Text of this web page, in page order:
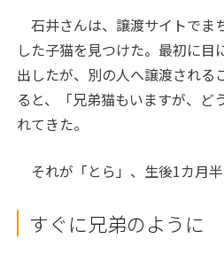
石井さんは、譲渡サイトでま
した子猫を見つけた。最初に目
出したが、別の人へ譲渡される
ると、「兄弟猫もいますが、ど
れてきた。
それが「とら」、生後1カ月半
すぐに兄弟のように